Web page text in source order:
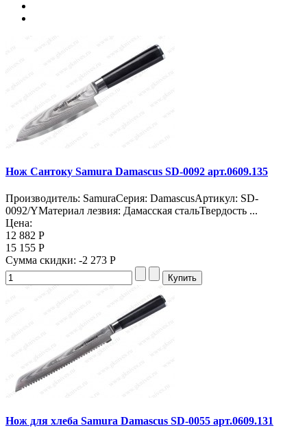
Нож Сантоку Samura Damascus SD-0092 арт.0609.135
Производитель: SamuraСерия: DamascusАртикул: SD-
0092/YМатериал лезвия: Дамасская стальТвердость ...
Цена:
12 882 Р
15 155 Р
Сумма скидки: -2 273 Р
Нож для хлеба Samura Damascus SD-0055 арт.0609.131